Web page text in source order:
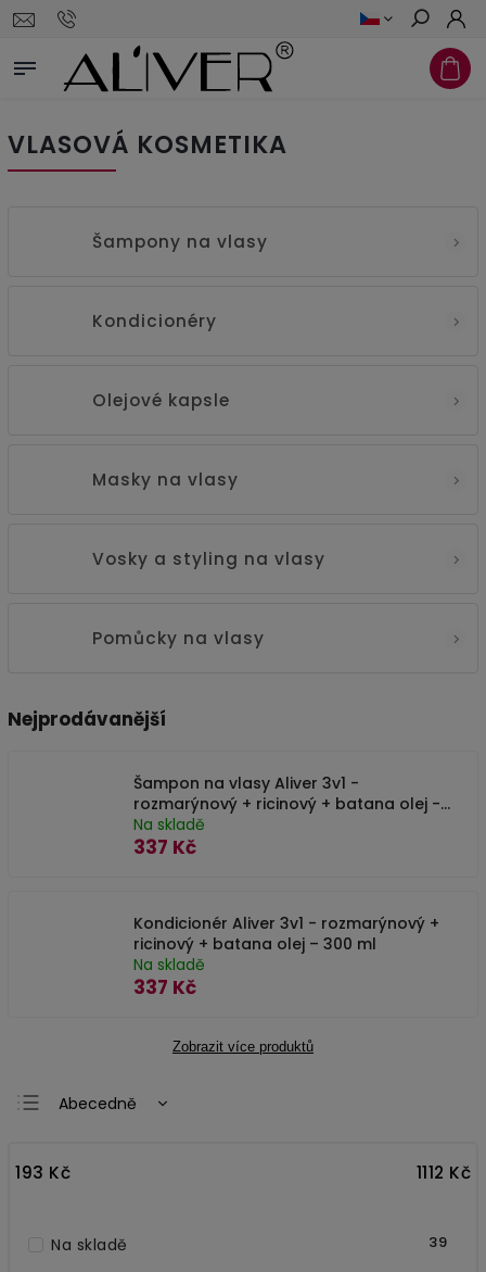
Hledat
VLASOVÁ KOSMETIKA
Šampony na vlasy
Kondicionéry
Olejové kapsle
Masky na vlasy
Vosky a styling na vlasy
Pomůcky na vlasy
Nejprodávanější
Šampon na vlasy Aliver 3v1 -
rozmarýnový + ricinový + batana olej -
300 ml
Na skladě
337 Kč
Kondicionér Aliver 3v1 - rozmarýnový +
ricinový + batana olej – 300 ml
Na skladě
337 Kč
Zobrazit více produktů
Abecedně
Nejdražší
193 Kč 1112 Kč
Na skladě 39